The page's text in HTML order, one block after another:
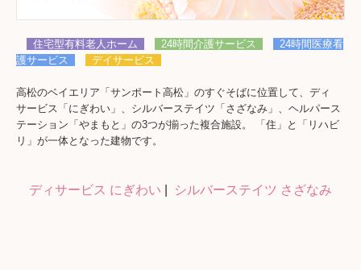
会社案内
募集要項
介護職員処遇改善加算について
住宅型有料老人ホーム 24時間介護サービス
24時間医療看
護サービス
デイサービス
高松のベイエリア「サンポート高松」のすぐそばに位置して、ディ
サービス「にぎわい」、シルバーステイツ「さざなみ」、ヘルパース
テーション「やまもと」の3つが揃った複合施設。 「住」と「リハビ
リ」が一体となった建物です。
ディサービス にぎわい シルバーステイツ さざなみ